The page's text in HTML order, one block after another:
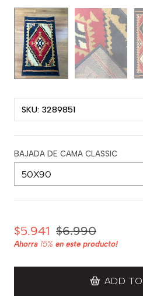
SKU: 3289851
BAJADA DE CAMA CLASSIC
$5.941 $6.990
Ahorra 15% en este producto!
ADD